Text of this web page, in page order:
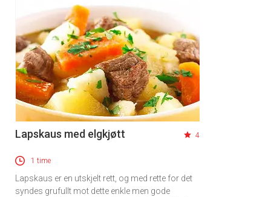
Lapskaus med elgkjøtt 4
1 time
Lapskaus er en utskjelt rett, og med rette for det
syndes grufullt mot dette enkle men gode